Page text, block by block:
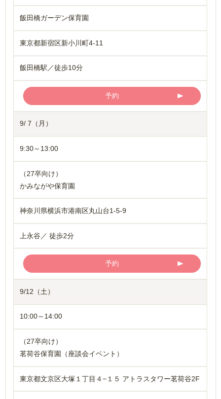
飯田橋ガーデン保育園
東京都新宿区新小川町4-11
飯田橋駅／徒歩10分
予約
9/ 7（月）
9:30～13:00
（27卒向け）
かみながや保育園
神奈川県横浜市港南区丸山台1-5-9
上永谷／ 徒歩2分
予約
9/12（土）
10:00～14:00
（27卒向け）
茗荷谷保育園（座談会イベント）
東京都文京区大塚１丁目４−１５ アトラスタワー茗荷谷2F